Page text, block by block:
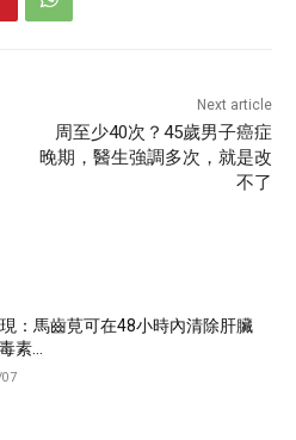
Next article
周至少40次？45歲男子癌症
晚期，醫生強調多次，就是改
不了
：馬齒莧可在48小時內清除肝臟
素...